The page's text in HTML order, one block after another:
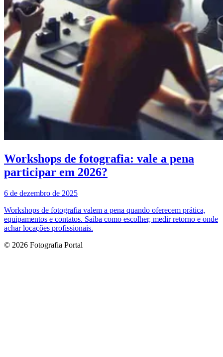
Workshops de fotografia: vale a pena
participar em 2026?
6 de dezembro de 2025
Workshops de fotografia valem a pena quando oferecem prática,
equipamentos e contatos. Saiba como escolher, medir retorno e onde
achar locações profissionais.
© 2026 Fotografia Portal